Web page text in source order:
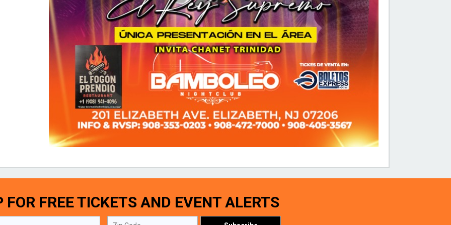
FOR FREE TICKETS AND EVENT ALERTS